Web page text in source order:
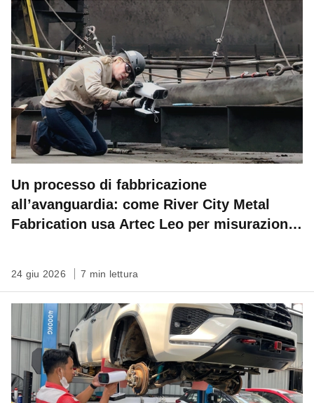
Un processo di fabbricazione
all’avanguardia: come River City Metal
Fabrication usa Artec Leo per misurazioni
24 giu 2026 7 min lettura